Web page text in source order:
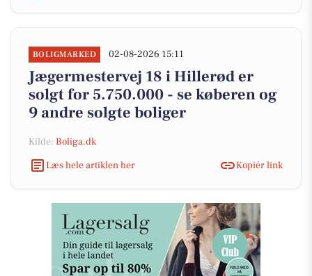
BOLIGMARKED 02-08-2026 15:11
Jægermestervej 18 i Hillerød er
solgt for 5.750.000 - se køberen og
9 andre solgte boliger
Kilde: Boliga.dk
Læs hele artiklen her
Kopiér link